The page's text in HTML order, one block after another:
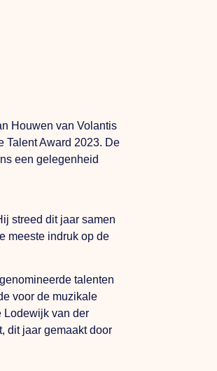
Houwen van Volantis
Talent Award 2023. De
een gelegenheid
streed dit jaar samen
meeste indruk op de
talenten
voor de muzikale
Lodewijk van der
dit jaar gemaakt door